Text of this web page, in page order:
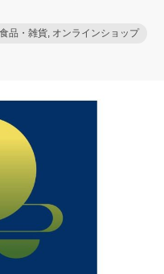
品・雑貨 オンラインショップ